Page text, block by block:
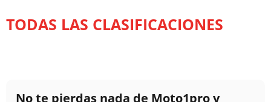
TODAS LAS CLASIFICACIONES
No te pierdas nada de Moto1pro y